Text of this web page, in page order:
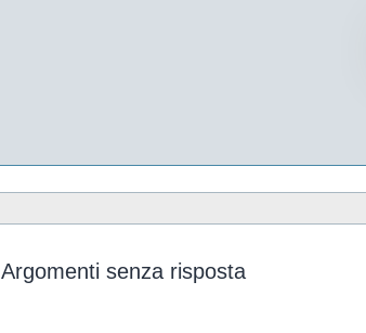
Argomenti senza risposta